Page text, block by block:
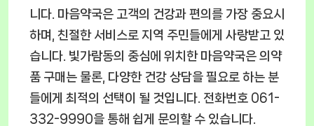
니다. 마음약국은 고객의 건강과 편의를 가장 중요시
하며, 친절한 서비스로 지역 주민들에게 사랑받고 있
습니다. 빛가람동의 중심에 위치한 마음약국은 의약
품 구매는 물론, 다양한 건강 상담을 필요로 하는 분
들에게 최적의 선택이 될 것입니다. 전화번호 061-
332-9990을 통해 쉽게 문의할 수 있습니다.